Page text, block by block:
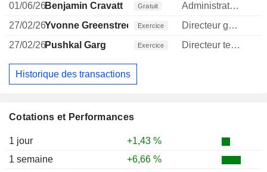
Cotations et Performances
1 jour
+1,43 %
1 semaine
+6,66 %
01/06/26Benjamin Cravatt Gratuit Administrateur
27/02/26Yvonne Greenstreet Exercice Directeur general
27/02/26Pushkal Garg Exercice Directeur technique
Historique des transactions